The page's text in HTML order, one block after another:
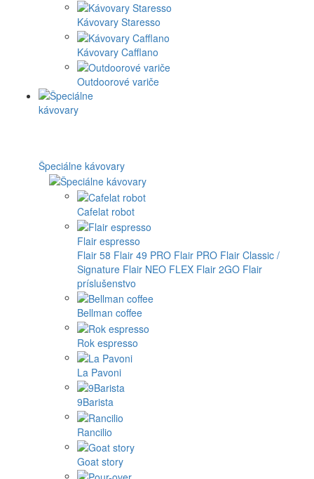
Kávovary Staresso
Kávovary Cafflano
Outdoorové variče
Špeciálne kávovary
Cafelat robot
Flair espresso
Flair 58 Flair 49 PRO Flair PRO Flair Classic /
Signature Flair NEO FLEX Flair 2GO Flair
príslušenstvo
Bellman coffee
Rok espresso
La Pavoni
9Barista
Rancilio
Goat story